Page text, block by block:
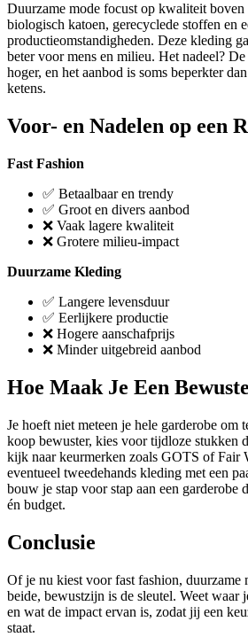
Duurzame mode focust op kwaliteit
biologisch katoen, gerecyclede stoffen en
productieomstandigheden. Deze kleding
beter voor mens en milieu. Het nadeel?
hoger, en het aanbod is soms beperkter
ketens.
Voor- en Nadelen op een
Fast Fashion
✅ Betaalbaar en trendy
✅ Groot en divers aanbod
❌ Vaak lagere kwaliteit
❌ Grotere milieu-impact
Duurzame Kleding
✅ Langere levensduur
✅ Eerlijkere productie
❌ Hogere aanschafprijs
❌ Minder uitgebreid aanbod
Hoe Maak Je Een
Je hoeft niet meteen je hele garderobe om
koop bewuster, kies voor tijdloze stukken
kijk naar keurmerken zoals GOTS of Fair
eventueel tweedehands kleding met een
bouw je stap voor stap aan een garderobe
én budget.
Conclusie
Of je nu kiest voor fast fashion, duurzame
beide, bewustzijn is de sleutel. Weet waar
en wat de impact ervan is, zodat jij een
staat.